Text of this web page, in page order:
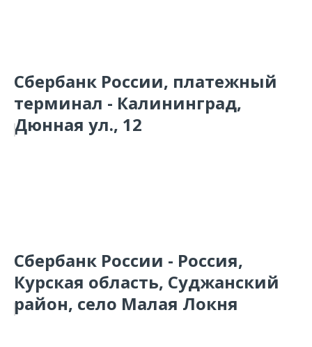
Сбербанк России, платежный
терминал - Калининград,
Дюнная ул., 12
Сбербанк России - Россия,
Курская область, Суджанский
район, село Малая Локня